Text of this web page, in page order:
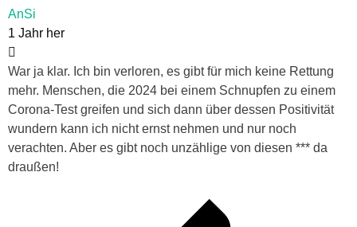
AnSi
1 Jahr her
War ja klar. Ich bin verloren, es gibt für mich keine Rettung
mehr. Menschen, die 2024 bei einem Schnupfen zu einem
Corona-Test greifen und sich dann über dessen Positivität
wundern kann ich nicht ernst nehmen und nur noch
verachten. Aber es gibt noch unzählige von diesen *** da
draußen!